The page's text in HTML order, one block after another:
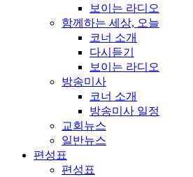
보이는 라디오
함께하는 세상, 오늘
코너 소개
다시듣기
보이는 라디오
방송미사
코너 소개
방송미사 일정
교회뉴스
일반뉴스
편성표
편성표